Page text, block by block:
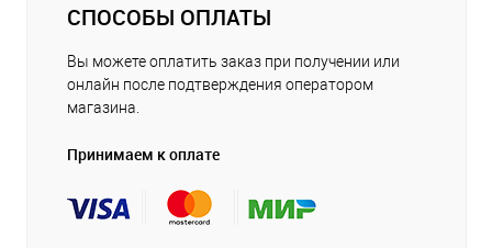
СПОСОБЫ ОПЛАТЫ
Вы можете оплатить заказ при получении или
онлайн после подтверждения оператором
магазина.
Принимаем к оплате